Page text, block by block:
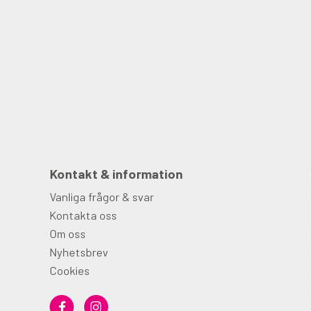
Kontakt & information
Vanliga frågor & svar
Kontakta oss
Om oss
Nyhetsbrev
Cookies